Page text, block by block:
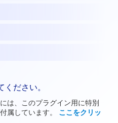
ださい。
は、このプラグイン用に特別
属しています。 ここをクリッ